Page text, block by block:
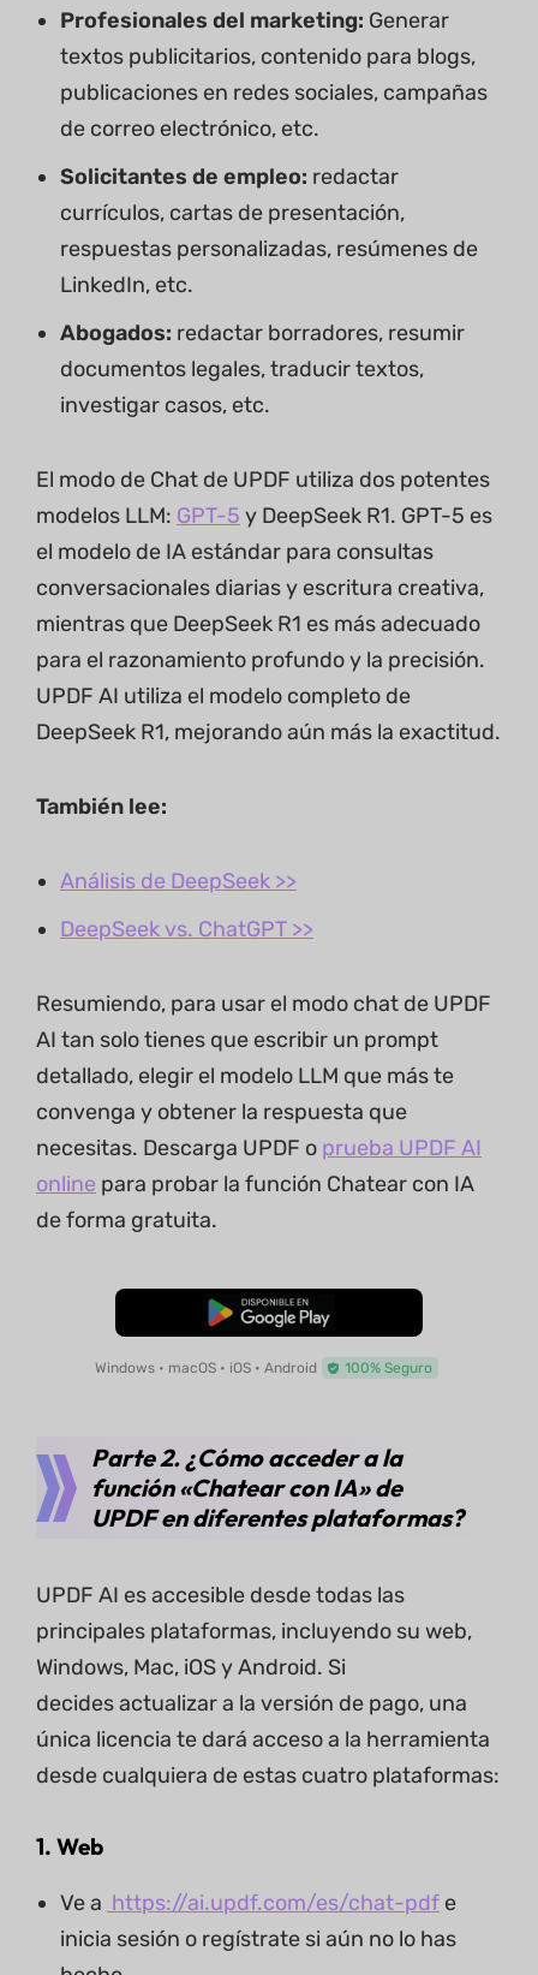
Profesionales del marketing: Generar
textos publicitarios, contenido para blogs,
publicaciones en redes sociales, campañas
de correo electrónico, etc.
Solicitantes de empleo: redactar
currículos, cartas de presentación,
respuestas personalizadas, resúmenes de
LinkedIn, etc.
Abogados: redactar borradores, resumir
documentos legales, traducir textos,
investigar casos, etc.
El modo de Chat de UPDF utiliza dos potentes
modelos LLM: GPT-5 y DeepSeek R1. GPT-5 es
el modelo de IA estándar para consultas
conversacionales diarias y escritura creativa,
mientras que DeepSeek R1 es más adecuado
para el razonamiento profundo y la precisión.
UPDF AI utiliza el modelo completo de
DeepSeek R1, mejorando aún más la exactitud.
También lee:
Análisis de DeepSeek >>
DeepSeek vs. ChatGPT >>
Resumiendo, para usar el modo chat de UPDF
AI tan solo tienes que escribir un prompt
detallado, elegir el modelo LLM que más te
convenga y obtener la respuesta que
necesitas. Descarga UPDF o prueba UPDF AI
online para probar la función Chatear con IA
de forma gratuita.
Descarga Gratuita
Windows • macOS • iOS • Android 100% Seguro
Parte 2. ¿Cómo acceder a la
función «Chatear con IA» de
UPDF en diferentes plataformas?
UPDF AI es accesible desde todas las
principales plataformas, incluyendo su web,
Windows, Mac, iOS y Android. Si
decides actualizar a la versión de pago, una
única licencia te dará acceso a la herramienta
desde cualquiera de estas cuatro plataformas:
1. Web
Ve a https://ai.updf.com/es/chat-pdf e
inicia sesión o regístrate si aún no lo has